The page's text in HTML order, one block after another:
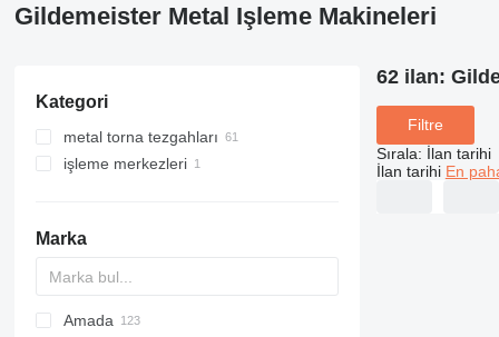
Gildemeister Metal Işleme Makineleri
Kategori
metal torna tezgahları
işleme merkezleri
Marka
AB
Amada
62 ilan:
Filtre
Sırala: İlan tarihi
İlan tarihi En